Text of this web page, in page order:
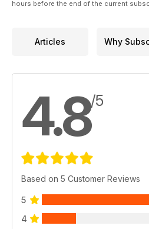
Neben dem dritten Teil der
zeigen, welches besondere
Das und vieles
hours before the end of the current
Articles Why
4.8/5
Based on 5 Customer Reviews
5
4